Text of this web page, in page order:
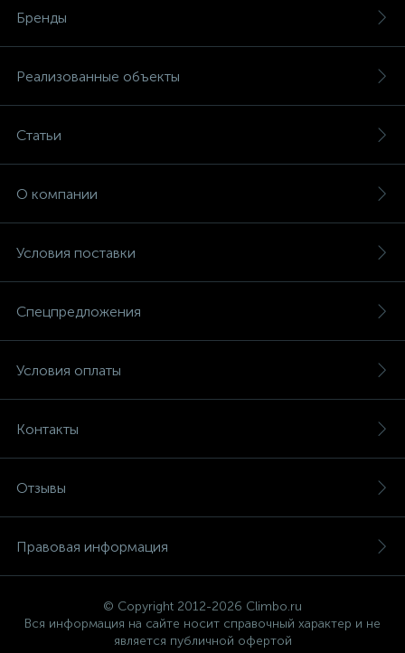
Бренды
Реализованные объекты
Статьи
О компании
Условия поставки
Спецпредложения
Условия оплаты
Контакты
Отзывы
Правовая информация
© Copyright 2012-2026 Climbo.ru
Вся информация на сайте носит справочный характер и не
является публичной офертой